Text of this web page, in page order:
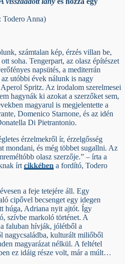
Anna)
számtalan kép, érzés villan be,
soha. Tengerpart, az olasz építészet
napsütés, a mediterrán
utóbbi évek nálunk is nagy
Spritz. Az irodalom szerelmesei
hagynák ki azokat a szerzőket sem,
magyarul is megjelentette a
Domenico Starnone, és az idén
Di Pietrantonio.
érzelmekről ír, érzelgősség
mondani, és még többet sugallni. Az
olasz szerzője.” – írta a
írt cikkében a fordító, Todero
a feje tetejére áll. Egy
cipővel becsenget egy idegen
húga, Adriana nyit ajtót. Így
szívbe markoló történet. A
faluban hívják, jólétből a
nagycsaládba, kulturált miliőből
magyarázat nélkül. A feltétel
ez idáig része volt, már a múlt…